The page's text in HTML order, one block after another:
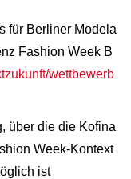
für Berliner Modela
Fashion Week B
wettbewerb
über die die Kofina
Week-Kontext
ist